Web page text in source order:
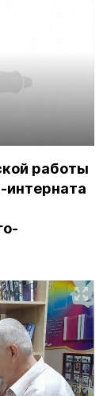
работы
интерната